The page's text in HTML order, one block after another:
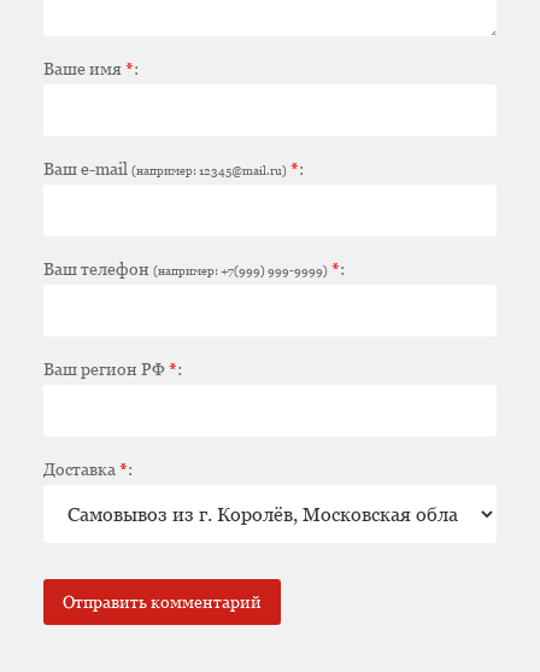
Ваше имя*:
Ваш e-mail (например: 12345@mail.ru) *:
Ваш телефон (например: +7(999) 999-9999) *:
Ваш регион РФ*:
Доставка *: